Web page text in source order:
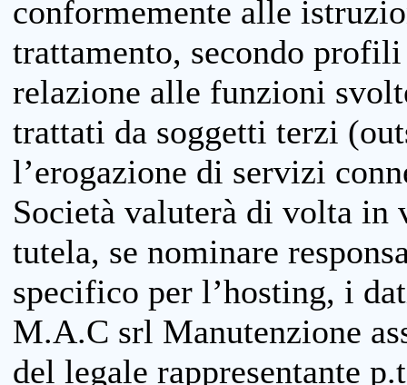
conformemente alle
trattamento, secondo
relazione alle funzioni
trattati da soggetti terzi
l’erogazione di servizi
Società valuterà di volta in
tutela, se nominare
specifico per l’hosting, i
M.A.C srl Manutenzione
del legale rappresentante